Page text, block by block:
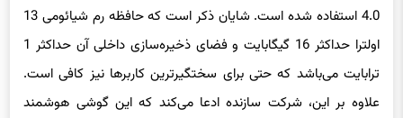
4.0 استفاده شده است. شایان ذکر است که حافظه رم شیائومی 13
اولترا حداکثر 16 گیگابایت و فضای ذخیره‌سازی داخلی آن حداکثر 1
ترابایت می‌باشد که حتی برای سختگیرترین کاربرها نیز کافی است.
علاوه بر این، شرکت سازنده ادعا می‌کند که این گوشی هوشمند